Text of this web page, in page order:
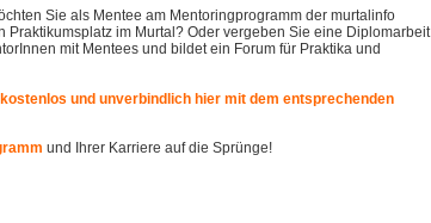
Sie als Mentee am Mentoringprogramm der murtalinfo
im Murtal? Oder vergeben Sie eine Diplomarbeit
mit Mentees und bildet ein Forum für Praktika und
und unverbindlich hier mit dem entsprechenden
und Ihrer Karriere auf die Sprünge!